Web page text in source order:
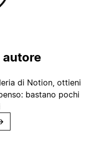
autore
di Notion, ottieni
bastano pochi